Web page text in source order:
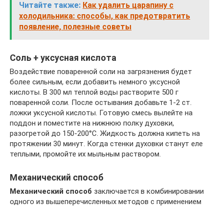
Читайте также: Как удалить царапину с
холодильника: способы, как предотвратить
появление, полезные советы
Соль + уксусная кислота
Воздействие поваренной соли на загрязнения будет
более сильным, если добавить немного уксусной
кислоты. В 300 мл теплой воды растворите 500 г
поваренной соли. После остывания добавьте 1-2 ст.
ложки уксусной кислоты. Готовую смесь вылейте на
поддон и поместите на нижнюю полку духовки,
разогретой до 150-200°С. Жидкость должна кипеть на
протяжении 30 минут. Когда стенки духовки станут еле
теплыми, промойте их мыльным раствором.
Механический способ
Механический способ заключается в комбинировании
одного из вышеперечисленных методов с применением